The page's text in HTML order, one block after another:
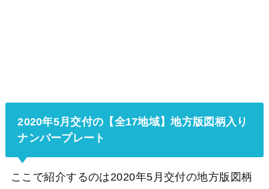
2020年5月交付の【全17地域】地方版図柄入り
ナンバープレート
ここで紹介するのは2020年5月交付の地方版図柄